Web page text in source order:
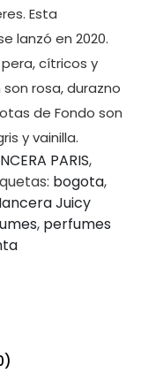
Esta
lanzó en 2020.
cítricos y
rosa, durazno
de Fondo son
y vainilla.
PARIS,
bogota,
Juicy
, perfumes